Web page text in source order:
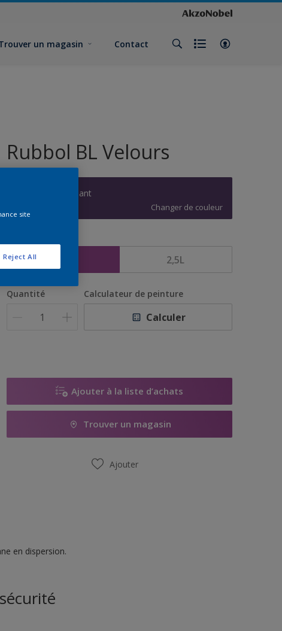
un magasin Contact
Rubbol BL Velours
Pourpre charmant
Changer de couleur
2,5L
Quantité Calculateur de peinture
Calculer
Ajouter à la liste d’achats
Trouver un magasin
Ajouter
en dispersion.
site
Reject All